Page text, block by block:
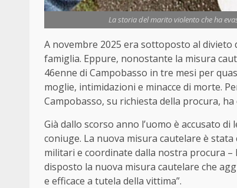
La storia del marito violento che ha
A novembre 2025 era sottoposto al divieto
famiglia. Eppure, nonostante la misura
46enne di Campobasso in tre mesi per
moglie, intimidazioni e minacce di morte.
Campobasso, su richiesta della procura,
Già dallo scorso anno l’uomo è accusato
coniuge. La nuova misura cautelare è
militari e coordinate dalla nostra procura –
disposto la nuova misura cautelare che
e efficace a tutela della vittima”.